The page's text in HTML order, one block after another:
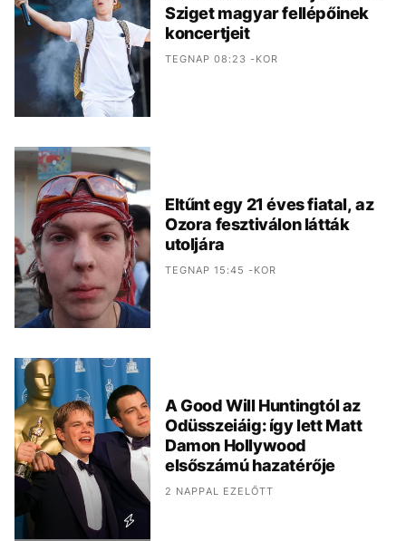
Sziget magyar fellépőinek
koncertjeit
TEGNAP 08:23 -KOR
Eltűnt egy 21 éves fiatal, az
Ozora fesztiválon látták
utoljára
TEGNAP 15:45 -KOR
A Good Will Huntingtól az
Odüsszeiáig: így lett Matt
Damon Hollywood
elsőszámú hazatérője
2 NAPPAL EZELŐTT